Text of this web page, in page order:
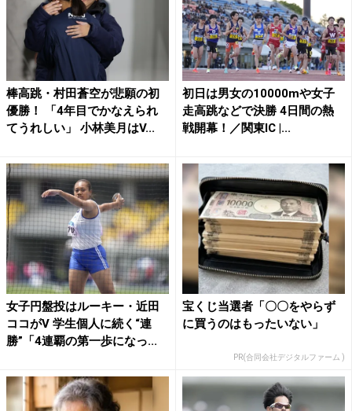
棒高跳・村田蒼空が悲願の初
優勝！ 「4年目でかなえられ
てうれしい」 小林美月はV...
初日は男女の10000mや女子
走高跳などで決勝 4日間の熱
戦開幕！／関東IC |...
女子円盤投はルーキー・近田
ココがV 学生個人に続く“連
勝”「4連覇の第一歩になっ...
宝くじ当選者「〇〇をやらず
に買うのはもったいない」
PR(合同会社デジタルファーム )